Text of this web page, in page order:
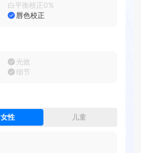
白平衡校正0%
唇色校正
光效
细节
女性 儿童